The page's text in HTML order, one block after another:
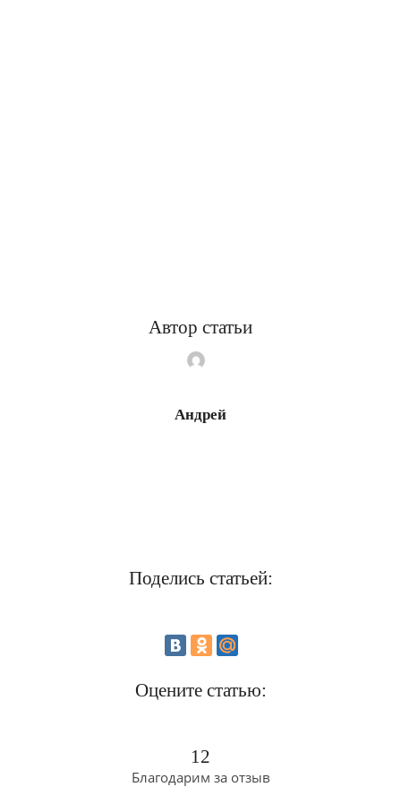
Автор статьи
Андрей
Поделись статьей:
Оцените статью:
12
Благодарим за отзыв